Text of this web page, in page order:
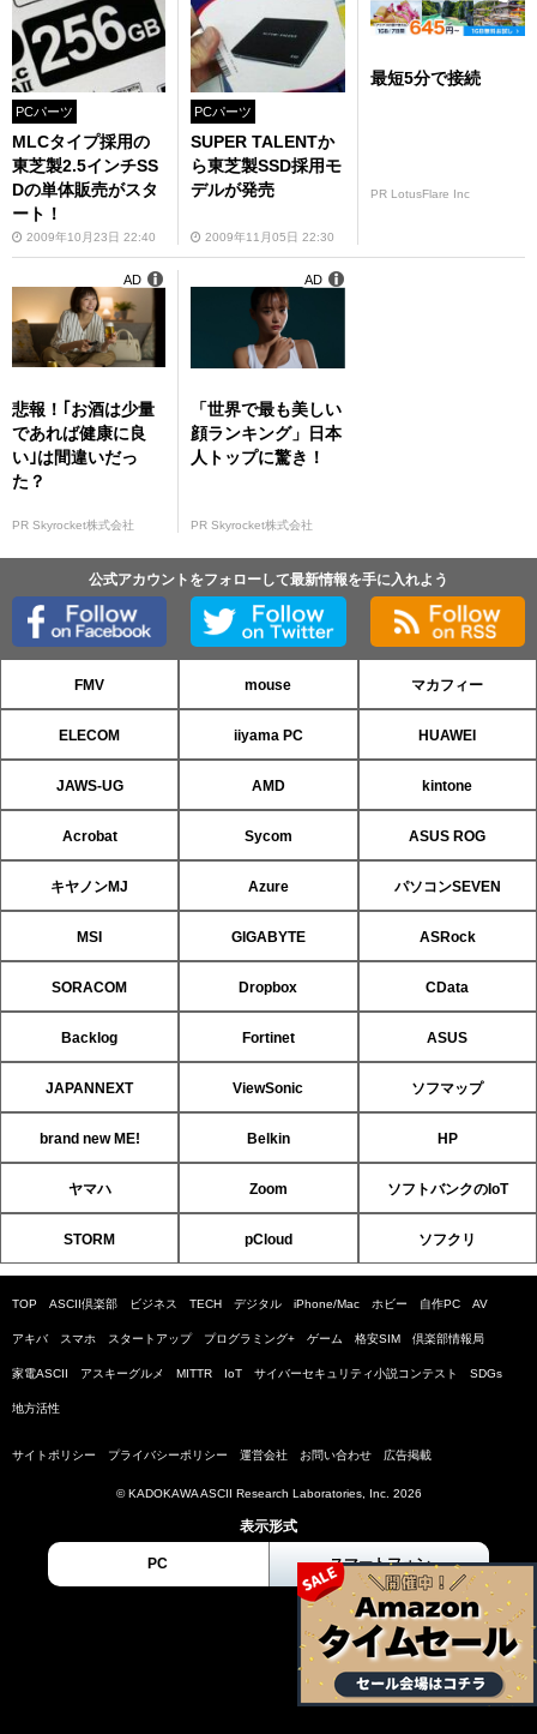
PCパーツ
MLCタイプ採用の
東芝製2.5インチSS
Dの単体販売がスタ
ート！
2009年10月23日 22:40
PCパーツ
SUPER TALENTか
ら東芝製SSD採用モ
デルが発売
2009年11月05日 22:30
最短5分で接続
PR LotusFlare Inc
悲報！｢お酒は少量
であれば健康に良
い｣は間違いだっ
た？
PR Skyrocket株式会社
AD
「世界で最も美しい
顔ランキング」日本
人トップに驚き！
PR Skyrocket株式会社
AD
公式アカウントをフォローして最新情報を手に入れよう
FMV mouse マカフィー
ELECOM iiyama PC HUAWEI
JAWS-UG AMD kintone
Acrobat Sycom ASUS ROG
キヤノンMJ Azure パソコンSEVEN
MSI GIGABYTE ASRock
SORACOM Dropbox CData
Backlog Fortinet ASUS
JAPANNEXT ViewSonic ソフマップ
brand new ME! Belkin HP
ヤマハ Zoom ソフトバンクのIoT
STORM pCloud ソフクリ
TOP ASCII倶楽部 ビジネス TECH デジタル iPhone/Mac ホビー 自作PC AV
アキバ スマホ スタートアップ プログラミング+ ゲーム 格安SIM 倶楽部情報局
家電ASCII アスキーグルメ MITTR IoT サイバーセキュリティ小説コンテスト SDGs
地方活性
サイトポリシー プライバシーポリシー 運営会社 お問い合わせ 広告掲載
© KADOKAWA ASCII Research Laboratories, Inc. 2026
表示形式
PC スマートフォン